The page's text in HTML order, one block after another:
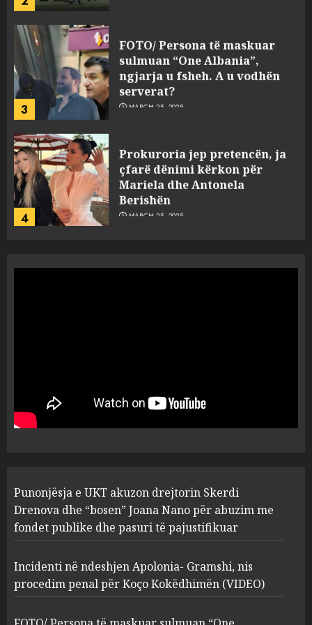
3
FOTO/ Persona të maskuar
sulmuan “One Albania”,
ngjarja u fsheh. A u vodhën
serverat?
MARCH 25, 2025
4
Prokuroria jep pretencën, ja
çfarë dënimi kërkon për
Mariela dhe Antonela
Berishën
MARCH 25, 2025
1
“bosen” Joana Nano për
abuzim me fondet publike dhe
pasuri të pajustifikuar
2
Apolonia- Gramshi, nis
procedim penal për Koço
Kokëdhimën (VIDEO)
MARCH 27, 2025
FOTO/ Persona të maskuar
sulmuan “One Albania”,
ngjarja u fsheh. A u vodhën
Punonjësja e UKT akuzon drejtorin Skerdi
Drenova dhe “bosen” Joana Nano për abuzim me
fondet publike dhe pasuri të pajustifikuar
Incidenti në ndeshjen Apolonia- Gramshi, nis
procedim penal për Koço Kokëdhimën (VIDEO)